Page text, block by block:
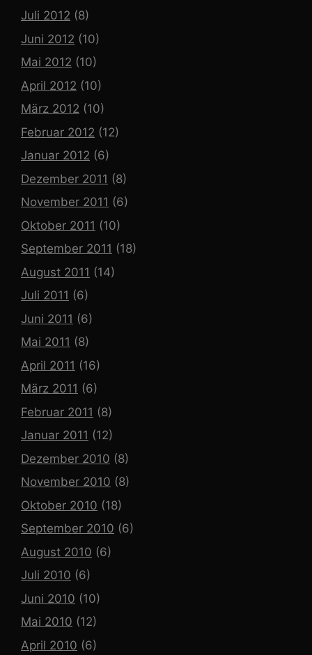
Juli 2012 (8)
Juni 2012 (10)
Mai 2012 (10)
April 2012 (10)
März 2012 (10)
Februar 2012 (12)
Januar 2012 (6)
Dezember 2011 (8)
November 2011 (6)
Oktober 2011 (10)
September 2011 (18)
August 2011 (14)
Juli 2011 (6)
Juni 2011 (6)
Mai 2011 (8)
April 2011 (16)
März 2011 (6)
Februar 2011 (8)
Januar 2011 (12)
Dezember 2010 (8)
November 2010 (8)
Oktober 2010 (18)
September 2010 (6)
August 2010 (6)
Juli 2010 (6)
Juni 2010 (10)
Mai 2010 (12)
April 2010 (6)